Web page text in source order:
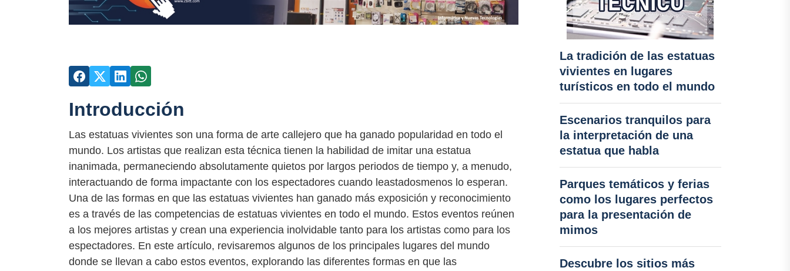
Introducción
Las estatuas vivientes son una forma de arte callejero que ha ganado popularidad en todo el
mundo. Los artistas que realizan esta técnica tienen la habilidad de imitar una estatua
inanimada, permaneciendo absolutamente quietos por largos periodos de tiempo y, a menudo,
interactuando de forma impactante con los espectadores cuando leastadosmenos lo esperan.
Una de las formas en que las estatuas vivientes han ganado más exposición y reconocimiento
es a través de las competencias de estatuas vivientes en todo el mundo. Estos eventos reúnen
a los mejores artistas y crean una experiencia inolvidable tanto para los artistas como para los
espectadores. En este artículo, revisaremos algunos de los principales lugares del mundo
donde se llevan a cabo estos eventos, explorando las diferentes formas en que las
La tradición de las estatuas
vivientes en lugares
turísticos en todo el mundo
Escenarios tranquilos para
la interpretación de una
estatua que habla
Parques temáticos y ferias
como los lugares perfectos
para la presentación de
mimos
Descubre los sitios más